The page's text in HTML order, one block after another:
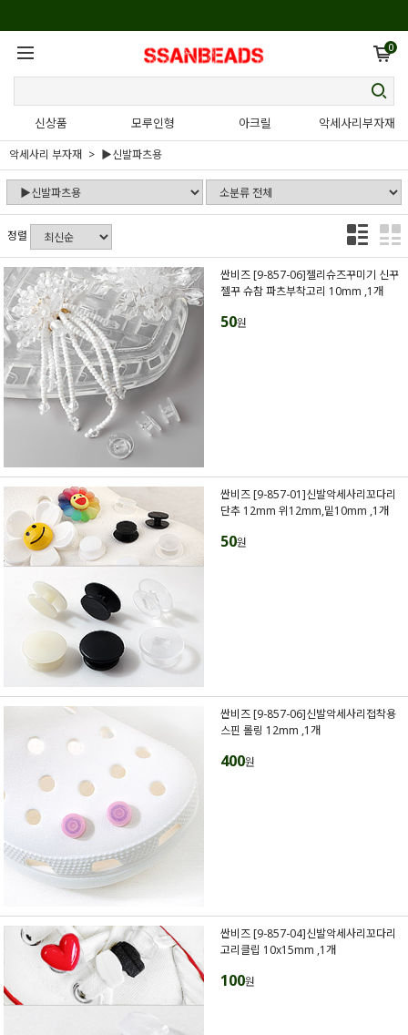
0
신상품 모루인형 아크릴 악세사리부자재
악세사리 부자재 ▶신발파츠용
정렬
싼비즈 [9-857-06]젤리슈즈꾸미기 신꾸
젤꾸 슈참 파츠부착고리 10mm ,1개
50원
싼비즈 [9-857-01]신발악세사리꼬다리
단추 12mm 위12mm,밑10mm ,1개
50원
싼비즈 [9-857-06]신발악세사리접착용
스핀 롤링 12mm ,1개
400원
싼비즈 [9-857-04]신발악세사리꼬다리
고리클립 10x15mm ,1개
100원